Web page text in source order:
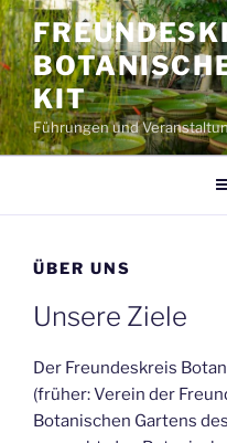
Zum
Inhalt
springen
KIT
Führungen und
ÜBER UNS
Unsere Ziele
Der Freundeskreis
(früher: Verein der
Botanischen Gartens